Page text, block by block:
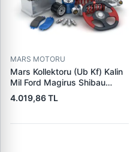
MARS MOTORU
Mars Kollektoru (Ub Kf) Kalin
Mil Ford Magirus Shibau
TM30 Steyr | MAKO
72313641 | OEM 72313641
4.019,86 TL